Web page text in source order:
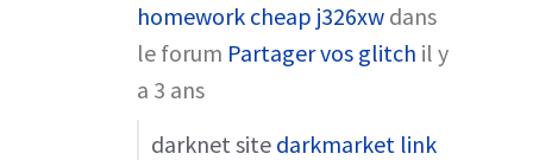
homework cheap j326xw dans
le forum Partager vos glitch il y
a 3 ans
darknet site darkmarket link